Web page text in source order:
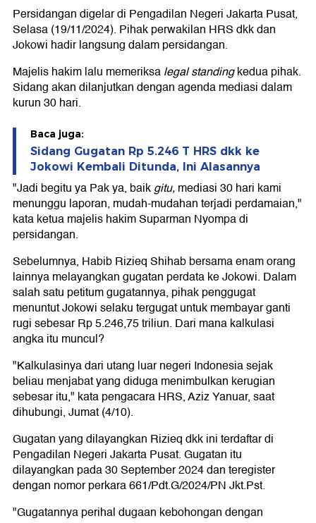
Persidangan digelar di Pengadilan Negeri Jakarta Pusat,
Selasa (19/11/2024). Pihak perwakilan HRS dkk dan
Jokowi hadir langsung dalam persidangan.
Majelis hakim lalu memeriksalegal standingkedua pihak.
Sidang akan dilanjutkan dengan agenda mediasi dalam
kurun 30 hari.
Baca juga:
Sidang Gugatan Rp 5.246 T HRS dkk ke
Jokowi Kembali Ditunda, Ini Alasannya
"Jadi begitu ya Pak ya, baikgitu,mediasi 30 hari kami
menunggu laporan, mudah-mudahan terjadi perdamaian,"
kata ketua majelis hakim Suparman Nyompa di
persidangan.
Sebelumnya, Habib Rizieq Shihab bersama enam orang
lainnya melayangkan gugatan perdata ke Jokowi. Dalam
salah satu petitum gugatannya, pihak penggugat
menuntut Jokowi selaku tergugat untuk membayar ganti
rugi sebesar Rp 5.246,75 triliun. Dari mana kalkulasi
angka itu muncul?
"Kalkulasinya dari utang luar negeri Indonesia sejak
beliau menjabat yang diduga menimbulkan kerugian
sebesar itu," kata pengacara HRS, Aziz Yanuar, saat
dihubungi, Jumat (4/10).
Gugatan yang dilayangkan Rizieq dkk ini terdaftar di
Pengadilan Negeri Jakarta Pusat. Gugatan itu
dilayangkan pada 30 September 2024 dan teregister
dengan nomor perkara 661/Pdt.G/2024/PN Jkt.Pst.
"Gugatannya perihal dugaan kebohongan dengan